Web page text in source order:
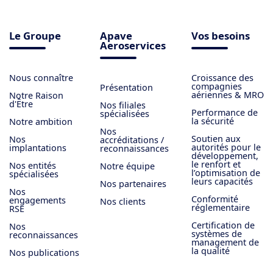
Le Groupe
Nous connaître
Notre Raison
d'Être
Notre ambition
Nos
implantations
Nos entités
spécialisées
Nos
engagements
RSE
Nos
reconnaissances
Nos publications
Apave
Aeroservices
Présentation
Nos filiales
spécialisées
Nos
accréditations /
reconnaissances
Notre équipe
Nos partenaires
Nos clients
Vos besoins
Croissance des
compagnies
aériennes & MRO
Performance de
la sécurité
Soutien aux
autorités pour le
développement,
le renfort et
l’optimisation de
leurs capacités
Conformité
réglementaire
Certification de
systèmes de
management de
la qualité